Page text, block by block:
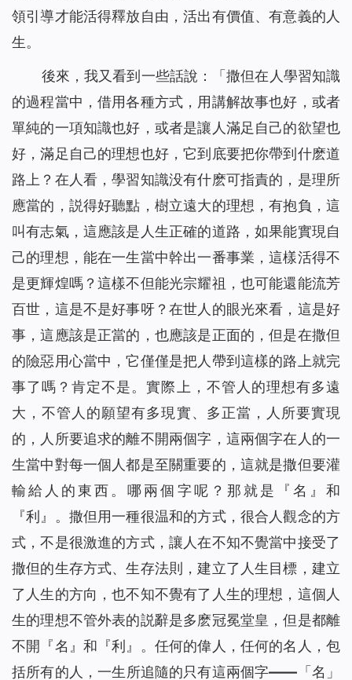
領引導才能活得釋放自由，活出有價值、有意義的人
生。
後來，我又看到一些話說：「撒但在人學習知識
的過程當中，借用各種方式，用講解故事也好，或者
單純的一項知識也好，或者是讓人滿足自己的欲望也
好，滿足自己的理想也好，它到底要把你帶到什麽道
路上？在人看，學習知識没有什麽可指責的，是理所
應當的，説得好聽點，樹立遠大的理想，有抱負，這
叫有志氣，這應該是人生正確的道路，如果能實現自
己的理想，能在一生當中幹出一番事業，這樣活得不
是更輝煌嗎？這樣不但能光宗耀祖，也可能還能流芳
百世，這是不是好事呀？在世人的眼光來看，這是好
事，這應該是正當的，也應該是正面的，但是在撒但
的險惡用心當中，它僅僅是把人帶到這樣的路上就完
事了嗎？肯定不是。實際上，不管人的理想有多遠
大，不管人的願望有多現實、多正當，人所要實現
的，人所要追求的離不開兩個字，這兩個字在人的一
生當中對每一個人都是至關重要的，這就是撒但要灌
輸給人的東西。哪兩個字呢？那就是『名』和
『利』。撒但用一種很温和的方式，很合人觀念的方
式，不是很激進的方式，讓人在不知不覺當中接受了
撒但的生存方式、生存法則，建立了人生目標，建立
了人生的方向，也不知不覺有了人生的理想，這個人
生的理想不管外表的説辭是多麽冠冕堂皇，但是都離
不開『名』和『利』。任何的偉人，任何的名人，包
括所有的人，一生所追隨的只有這兩個字——「名」